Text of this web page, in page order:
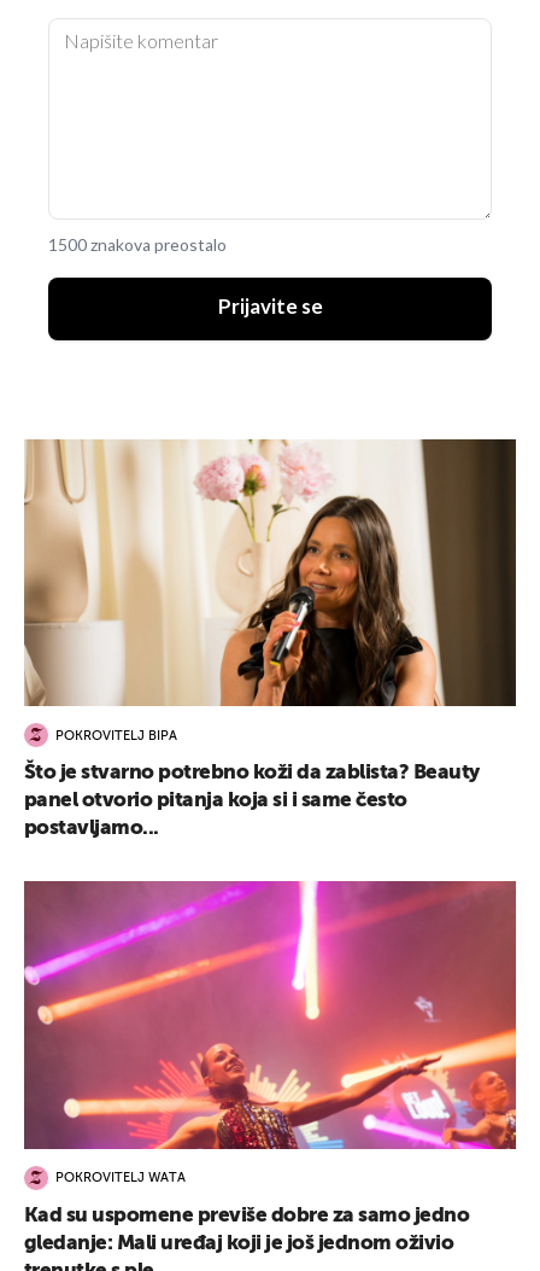
1500 znakova preostalo
Prijavite se
POKROVITELJ BIPA
Što je stvarno potrebno koži da zablista? Beauty
panel otvorio pitanja koja si i same često
postavljamo...
POKROVITELJ WATA
Kad su uspomene previše dobre za samo jedno
gledanje: Mali uređaj koji je još jednom oživio